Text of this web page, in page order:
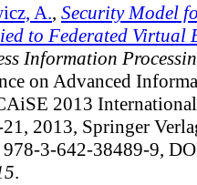
A., Security Model
to Federated Virtual
Information
on Advanced
2013
2013, Springer
3-642-38489-9,
.